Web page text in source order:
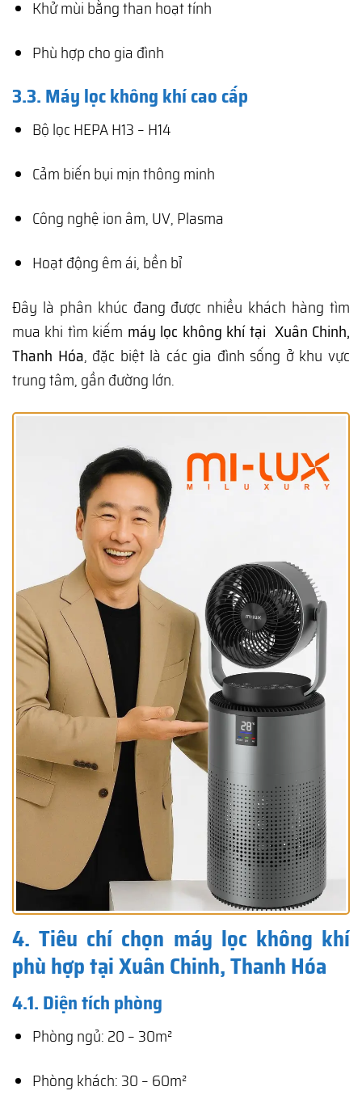
Khử mùi bằng than hoạt tính
Phù hợp cho gia đình
3.3. Máy lọc không khí cao cấp
Bộ lọc HEPA H13 – H14
Cảm biến bụi mịn thông minh
Công nghệ ion âm, UV, Plasma
Hoạt động êm ái, bền bỉ
Đây là phân khúc đang được nhiều khách hàng tìm
mua khi tìm kiếm máy lọc không khí tại Xuân Chinh,
Thanh Hóa, đặc biệt là các gia đình sống ở khu vực
trung tâm, gần đường lớn.
4. Tiêu chí chọn máy lọc không khí
phù hợp tại Xuân Chinh, Thanh Hóa
4.1. Diện tích phòng
Phòng ngủ: 20 – 30m²
Phòng khách: 30 – 60m²